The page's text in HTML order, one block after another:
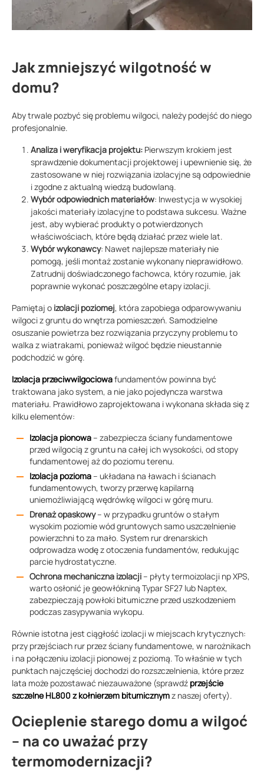
Jak zmniejszyć wilgotność w
domu?
Aby trwale pozbyć się problemu wilgoci, należy podejść do niego
profesjonalnie.
Analiza i weryfikacja projektu: Pierwszym krokiem jest
sprawdzenie dokumentacji projektowej i upewnienie się, że
zastosowane w niej rozwiązania izolacyjne są odpowiednie
i zgodne z aktualną wiedzą budowlaną.
Wybór odpowiednich materiałów: Inwestycja w wysokiej
jakości materiały izolacyjne to podstawa sukcesu. Ważne
jest, aby wybierać produkty o potwierdzonych
właściwościach, które będą działać przez wiele lat.
Wybór wykonawcy: Nawet najlepsze materiały nie
pomogą, jeśli montaż zostanie wykonany nieprawidłowo.
Zatrudnij doświadczonego fachowca, który rozumie, jak
poprawnie wykonać poszczególne etapy izolacji.
Pamiętaj o izolacji poziomej, która zapobiega odparowywaniu
wilgoci z gruntu do wnętrza pomieszczeń. Samodzielne
osuszanie powietrza bez rozwiązania przyczyny problemu to
walka z wiatrakami, ponieważ wilgoć będzie nieustannie
podchodzić w górę.
Izolacja przeciwwilgociowafundamentów powinna być
traktowana jako system, a nie jako pojedyncza warstwa
materiału. Prawidłowo zaprojektowana i wykonana składa się z
kilku elementów:
Izolacja pionowa– zabezpiecza ściany fundamentowe
przed wilgocią z gruntu na całej ich wysokości, od stopy
fundamentowej aż do poziomu terenu.
Izolacja pozioma– układana na ławach i ścianach
fundamentowych, tworzy przerwę kapilarną
uniemożliwiającą wędrówkę wilgoci w górę muru.
Drenaż opaskowy– w przypadku gruntów o stałym
wysokim poziomie wód gruntowych samo uszczelnienie
powierzchni to za mało. System rur drenarskich
odprowadza wodę z otoczenia fundamentów, redukując
parcie hydrostatyczne.
Ochrona mechaniczna izolacji– płyty termoizolacji np XPS,
warto osłonić je geowłókniną Typar SF27 lub Naptex,
zabezpieczają powłoki bitumiczne przed uszkodzeniem
podczas zasypywania wykopu.
Równie istotna jest ciągłość izolacji w miejscach krytycznych:
przy przejściach rur przez ściany fundamentowe, w narożnikach
i na połączeniu izolacji pionowej z poziomą. To właśnie w tych
punktach najczęściej dochodzi do rozszczelnienia, które przez
lata może pozostawać niezauważone (sprawdź przejście
szczelne HL800 z kołnierzem bitumicznymz naszej oferty).
Ocieplenie starego domu a wilgoć
– na co uważać przy
termomodernizacji?